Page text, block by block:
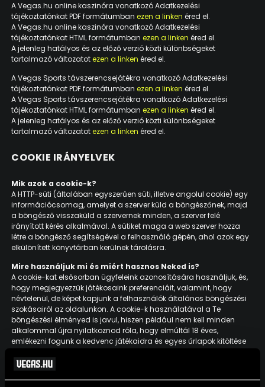
A Vegas.hu online kaszinóra vonatkozó Adatkezelési
tájékoztatónkat PDF formátumban ezen a linken éred el.
A Vegas.hu online kaszinóra vonatkozó Adatkezelési
tájékoztatónkat HTML formátumban ezen a linken éred el.
A jelenleg hatályos és az előző verzió közti különbségeket
tartalmazó változatotezen a linken éred el.
A Vegas Sports távszerencsejátékra vonatkozó Adatkezelési
tájékoztatónkat PDF formátumban ezen a linken éred el.
A Vegas Sports távszerencsejátékra vonatkozó Adatkezelési
tájékoztatónkat HTML formátumban ezen a linken éred el.
A jelenleg hatályos és az előző verzió közti különbségeket
tartalmazó változatotezen a linken éred el.
COOKIE IRÁNYELVEK
Mik azok a cookie-k?
A HTTP-süti (általában egyszerűen süti, illetve angolul cookie) egy
információcsomag, amelyet a szerver küld a böngészőnek, majd
a böngésző visszaküld a szervernek minden, a szerver felé
irányított kérés alkalmával. A sütiket maga a web szerver hozza
létre a böngésző segítségével a felhasználó gépén, ahol azok egy
elkülönített könyvtárban kerülnek tárolásra.
Mire használjuk mi és miért hasznos Neked is?
A cookie-kat elsősorban ügyfeleink azonosítására használjuk, és,
hogy megjegyezzük játékosaink preferenciáit, valamint, hogy
névtelenül, de képet kapjunk a felhasználók általános böngészési
szokásairól az oldalunkon. A cookie-k használatával a Te
böngészési élményed is javul, hiszen például nem kell minden
alkalommal újra nyilatkoznod róla, hogy elmúltál 18 éves,
emlékezni fogunk a kedvenc játékaidra és egyes űrlapok kitöltése
adatokat.
Cookie szabályzatunkatezen a linkenéred el.